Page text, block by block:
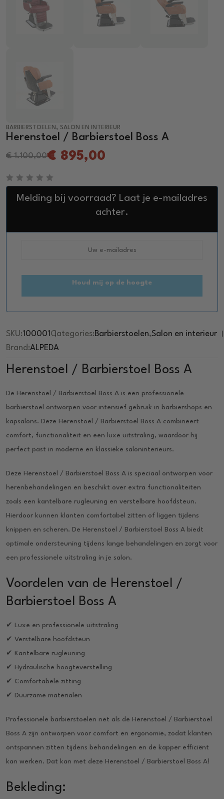
BARBIERSTOELEN , SALON EN INTERIEUR
Herenstoel / Barbierstoel Boss A
€1.100,00€ 895,00
R
Melding bij voorraad? Laat je e-mailadres
achter.
Houd mij op de hoogte
SKU:100001 Categories:Barbierstoelen,Salon en interieur
Brand:ALPEDA
Herenstoel / Barbierstoel Boss A
De Herenstoel / Barbierstoel Boss A is een professionele
barbierstoel ontworpen voor intensief gebruik in barbiershops en
kapsalons. Deze Herenstoel / Barbierstoel Boss A combineert
comfort, functionaliteit en een luxe uitstraling, waardoor hij
perfect past in moderne en klassieke saloninterieurs.
Deze Herenstoel / Barbierstoel Boss A is speciaal ontworpen voor
herenbehandelingen en beschikt over extra functionaliteiten
zoals een kantelbare rugleuning en verstelbare hoofdsteun.
Hierdoor kunnen klanten comfortabel zitten of liggen tijdens
knippen en scheren. De Herenstoel / Barbierstoel Boss A biedt
optimale ondersteuning tijdens lange behandelingen en zorgt voor
een professionele uitstraling in je salon.
Voordelen van de Herenstoel /
Barbierstoel Boss A
✔ Luxe en professionele uitstraling
✔ Verstelbare hoofdsteun
✔ Kantelbare rugleuning
✔ Hydraulische hoogteverstelling
✔ Comfortabele zitting
✔ Duurzame materialen
Professionele barbierstoelen net als de Herenstoel / Barbierstoel
Boss A zijn ontworpen voor comfort en ergonomie, zodat klanten
ontspannen zitten tijdens behandelingen en de kapper efficiënt
kan werken. Dat kan met deze Herenstoel / Barbierstoel Boss A!
Bekleding: